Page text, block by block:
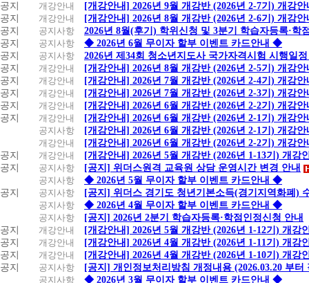
공지
개강안내
[개강안내] 2026년 9월 개강반 (2026년 2-7기) 개강안
공지
개강안내
[개강안내] 2026년 8월 개강반 (2026년 2-6기) 개강안
공지
공지사항
2026년 8월(후기) 학위신청 및 3분기 학습자등록·학
공지
공지사항
◆ 2026년 6월 무이자 할부 이벤트 카드안내 ◆
공지
공지사항
2026년 제34회 청소년지도사 국가자격시험 시행일
공지
개강안내
[개강안내] 2026년 8월 개강반 (2026년 2-5기) 개강안
공지
개강안내
[개강안내] 2026년 7월 개강반 (2026년 2-4기) 개강안
공지
개강안내
[개강안내] 2026년 7월 개강반 (2026년 2-3기) 개강안
공지
개강안내
[개강안내] 2026년 6월 개강반 (2026년 2-2기) 개강안
공지
개강안내
[개강안내] 2026년 6월 개강반 (2026년 2-1기) 개강안
공지사항
[개강안내] 2026년 6월 개강반 (2026년 2-1기) 개강안
개강안내
[개강안내] 2026년 6월 개강반 (2026년 2-2기) 개강안
공지
개강안내
[개강안내] 2026년 5월 개강반 (2026년 1-13기) 개강
공지
공지사항
[공지] 위더스원격 교육원 상담 운영시간 변경 안내
공지사항
◆ 2026년 5월 무이자 할부 이벤트 카드안내 ◆
공지
공지사항
[공지] 위더스 경기도 청년기본소득(경기지역화폐)
공지사항
◆ 2026년 4월 무이자 할부 이벤트 카드안내 ◆
공지사항
[공지] 2026년 2분기 학습자등록·학점인정신청 안내
공지
개강안내
[개강안내] 2026년 5월 개강반 (2026년 1-12기) 개강
공지
개강안내
[개강안내] 2026년 4월 개강반 (2026년 1-11기) 개강
공지
개강안내
[개강안내] 2026년 4월 개강반 (2026년 1-10기) 개강
공지
공지사항
[공지] 개인정보처리방침 개정내용 (2026.03.20 부터
공지사항
◆ 2026년 3월 무이자 할부 이벤트 카드안내 ◆